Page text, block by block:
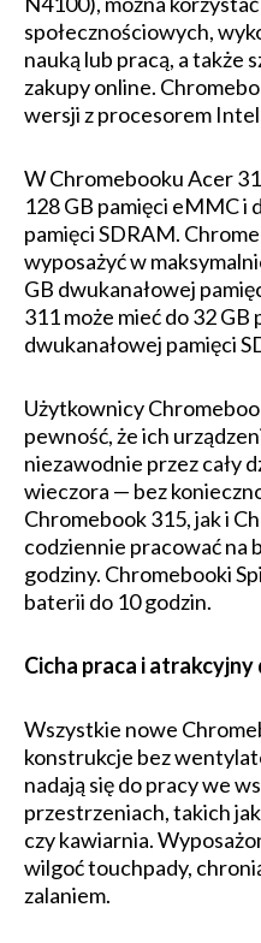
społecznościowych,
nauką lub pracą, a także
zakupy online.
wersji z procesorem
W Chromebooku Acer
128 GB pamięci eMMC i
pamięci SDRAM.
wyposażyć w
GB dwukanałowej
311 może mieć do 32 GB
dwukanałowej pamięci
Użytkownicy
pewność, że ich
niezawodnie przez cały
wieczora — bez
Chromebook 315, jak i
codziennie pracować na
godziny. Chromebooki
baterii do 10 godzin.
Cicha praca i atrakcyjny
Wszystkie nowe
konstrukcje bez
nadają się do pracy we
przestrzeniach, takich
czy kawiarnia.
wilgoć touchpady,
zalaniem.